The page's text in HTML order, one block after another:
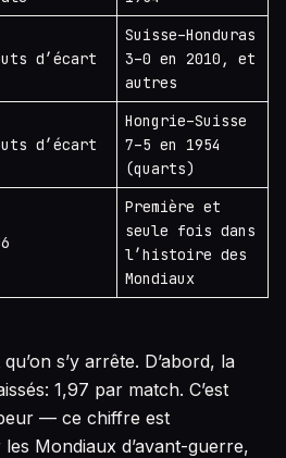
d’écart
Suisse–Honduras
3–0 en 2010, et
autres
d’écart
Hongrie–Suisse
7–5 en 1954
(quarts)
Première et
seule fois dans
l’histoire des
Mondiaux
s’y arrête. D’abord, la
1,97 par match. C’est
— ce chiffre est
Mondiaux d’avant-guerre,